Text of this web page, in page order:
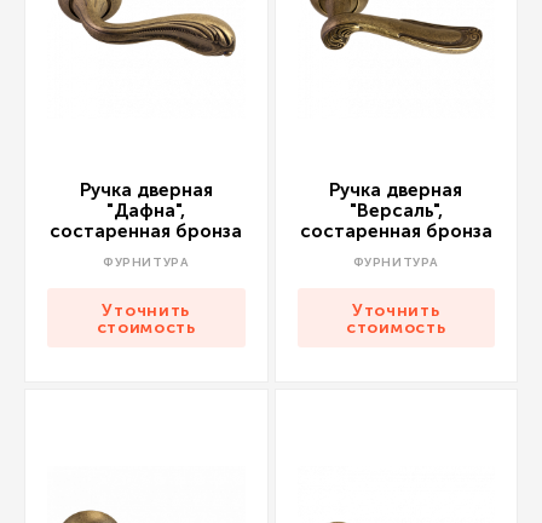
Ручка дверная
"Дафна",
состаренная бронза
ФУРНИТУРА
Уточнить
стоимость
Ручка дверная
"Версаль",
состаренная бронза
ФУРНИТУРА
Уточнить
стоимость